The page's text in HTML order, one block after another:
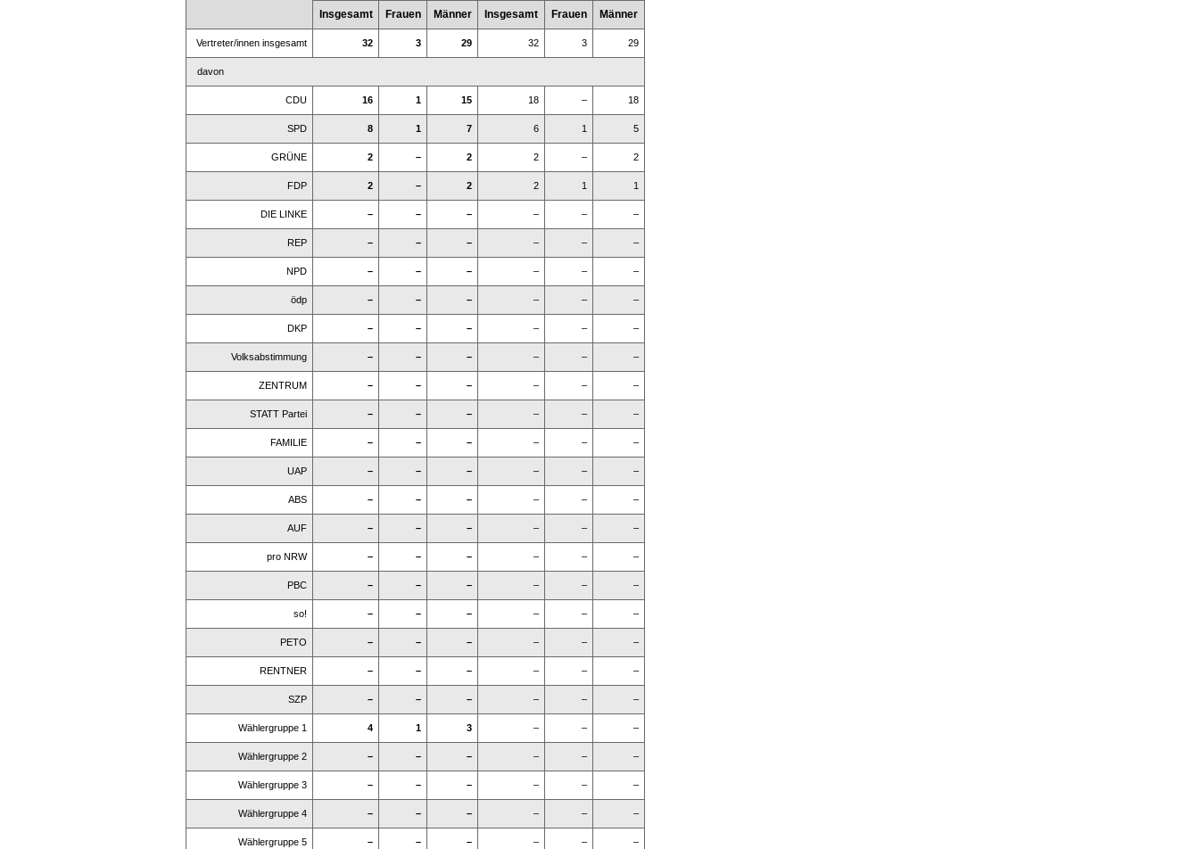
Insgesamt Frauen Männer Insgesamt Frauen Männer
Vertreter/innen insgesamt 32 3 29 32 3 29
davon
CDU 16 1 15 18 – 18
SPD 8 1 7 6 1 5
GRÜNE 2 – 2 2 – 2
FDP 2 – 2 2 1 1
DIE LINKE – – – – – –
REP – – – – – –
NPD – – – – – –
ödp – – – – – –
DKP – – – – – –
Volksabstimmung – – – – – –
ZENTRUM – – – – – –
STATT Partei – – – – – –
FAMILIE – – – – – –
UAP – – – – – –
ABS – – – – – –
AUF – – – – – –
pro NRW – – – – – –
PBC – – – – – –
so! – – – – – –
PETO – – – – – –
RENTNER – – – – – –
SZP – – – – – –
Wählergruppe 1 4 1 3 – – –
Wählergruppe 2 – – – – – –
Wählergruppe 3 – – – – – –
Wählergruppe 4 – – – – – –
Wählergruppe 5 – – – – – –